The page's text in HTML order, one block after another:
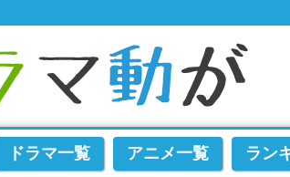
ドラマ一覧 アニメ一覧 ラン